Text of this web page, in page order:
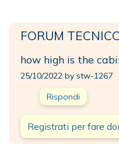
FORUM
how high is the
25/10/2022 by stw-1267
Rispondi
Registrati per fare